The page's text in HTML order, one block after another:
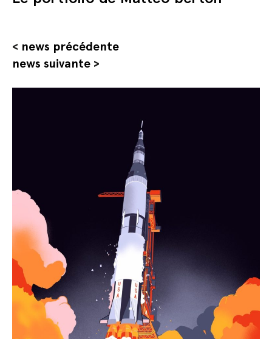
< news précédente
news suivante >